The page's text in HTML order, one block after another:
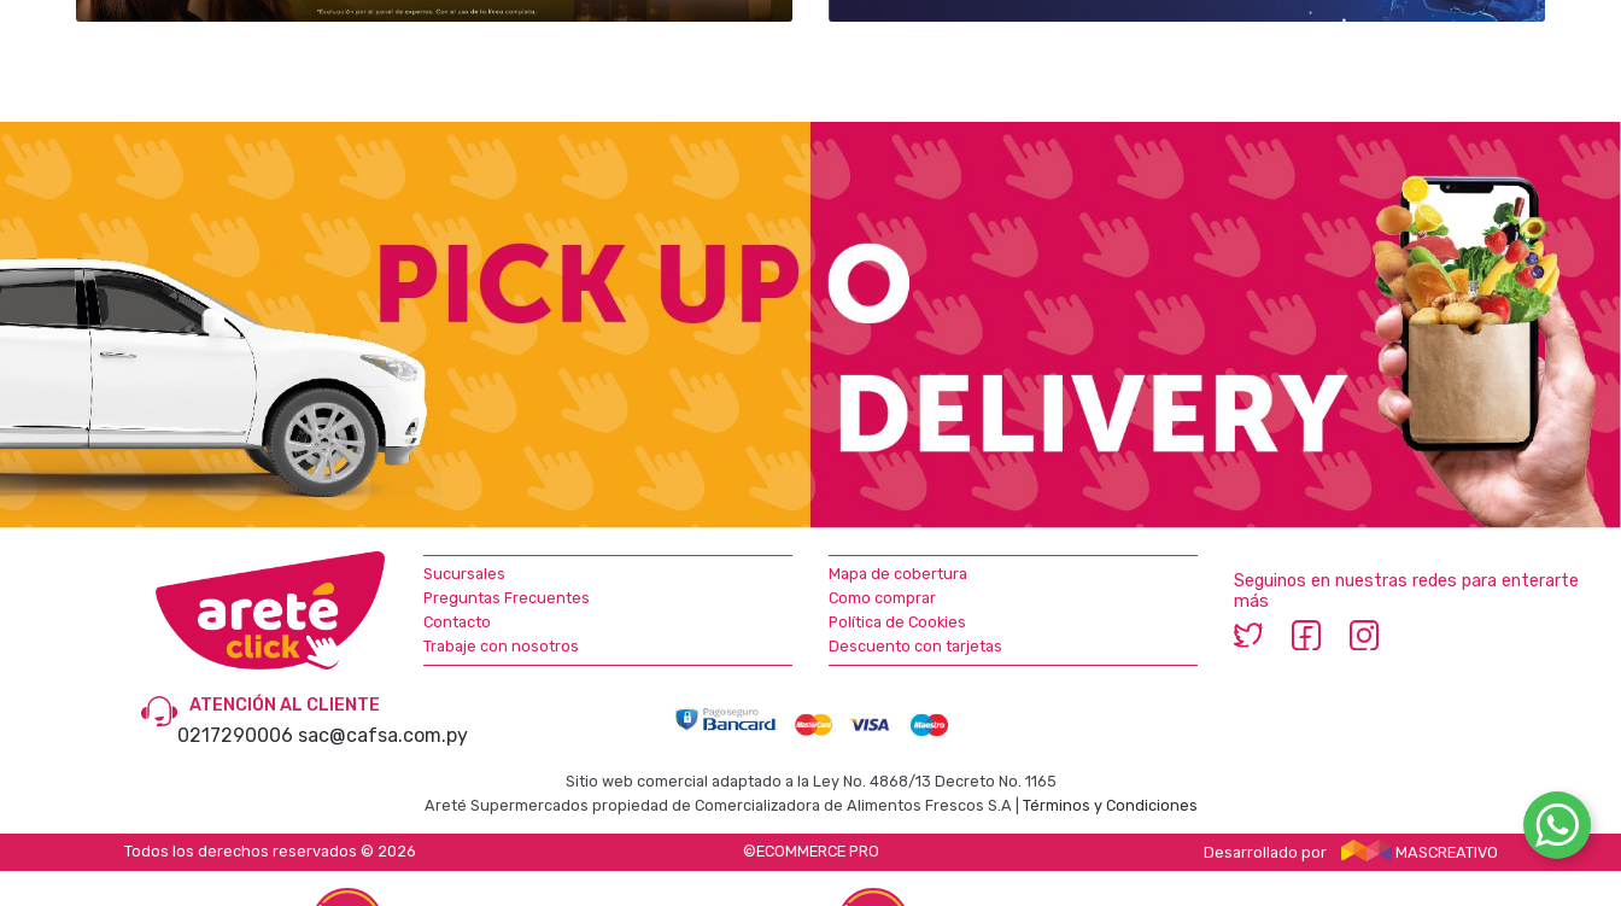
Sucursales
Preguntas Frecuentes
Contacto
Trabaje con nosotros
Mapa de cobertura
Como comprar
Política de Cookies
Descuento con tarjetas
Seguinos en nuestras redes para enterarte
más
ATENCIÓN AL CLIENTE
0217290006 sac@cafsa.com.py
Sitio web comercial adaptado a la Ley No. 4868/13 Decreto No. 1165
Areté Supermercados propiedad de Comercializadora de Alimentos Frescos S.A | Términos y Condiciones
Todos los derechos reservados © 2026 ©ECOMMERCE PRO Desarrollado por MASCREATIVO